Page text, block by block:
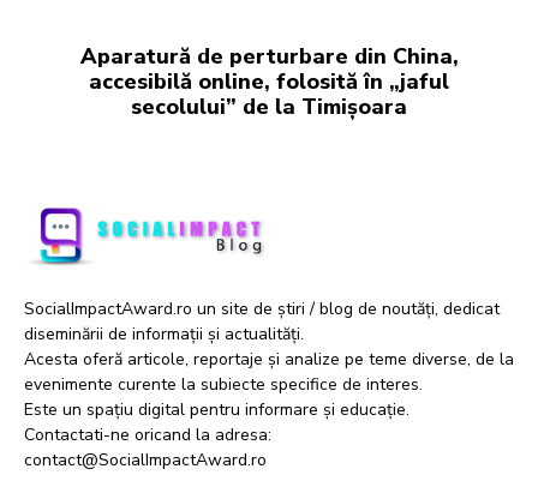
Aparatură de perturbare din China,
accesibilă online, folosită în „jaful
secolului” de la Timișoara
SocialImpactAward.ro un site de știri / blog de noutăți, dedicat
diseminării de informații și actualități.
Acesta oferă articole, reportaje și analize pe teme diverse, de la
evenimente curente la subiecte specifice de interes.
Este un spațiu digital pentru informare și educație.
Contactati-ne oricand la adresa:
contact@SocialImpactAward.ro